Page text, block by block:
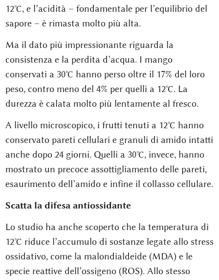
12°C, e l’acidità – fondamentale per l’equilibrio del
sapore – è rimasta molto più alta.
Ma il dato più impressionante riguarda la
consistenza e la perdita d’acqua. I mango
conservati a 30°C hanno perso oltre il 17% del loro
peso, contro meno del 4% per quelli a 12°C. La
durezza è calata molto più lentamente al fresco.
A livello microscopico, i frutti tenuti a 12°C hanno
conservato pareti cellulari e granuli di amido intatti
anche dopo 24 giorni. Quelli a 30°C, invece, hanno
mostrato un precoce assottigliamento delle pareti,
esaurimento dell’amido e infine il collasso cellulare.
Scatta la difesa antiossidante
Lo studio ha anche scoperto che la temperatura di
12°C riduce l’accumulo di sostanze legate allo stress
ossidativo, come la malondialdeide (MDA) e le
specie reattive dell’ossigeno (ROS). Allo stesso